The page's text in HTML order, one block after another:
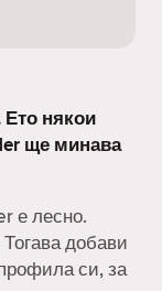
Ето някои
ще минава
е лесно.
Тогава добави
си, за